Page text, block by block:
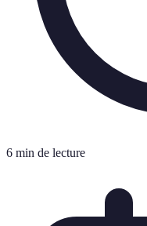
6 min de lecture